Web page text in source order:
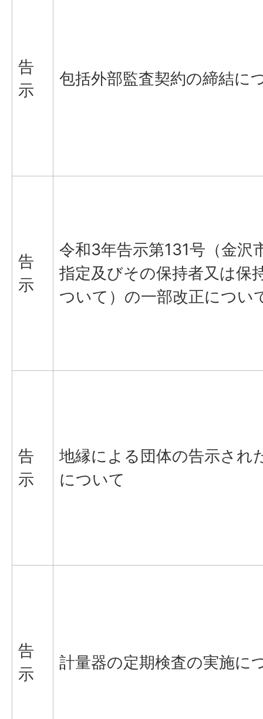
告
示
包括外部監査契約の締結に
告
示
令和3年告示第131号（金沢
指定及びその保持者又は保
ついて）の一部改正につい
告
示
地縁による団体の告示され
について
告
示
計量器の定期検査の実施に